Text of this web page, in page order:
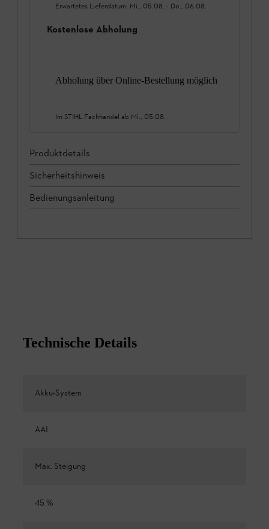
Erwartetes Lieferdatum: Mi., 05.08. - Do., 06.08.
Kostenlose Abholung
Abholung über Online-Bestellung möglich
Im STIHL Fachhandel ab Mi., 05.08.
Produktdetails
Sicherheitshinweis
Bedienungsanleitung
Technische Details
Akku-System
AAI
Max. Steigung
45 %